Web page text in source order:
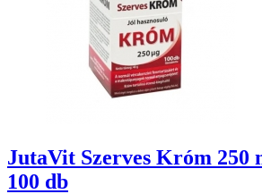
JutaVit Szerves Króm 250
100 db